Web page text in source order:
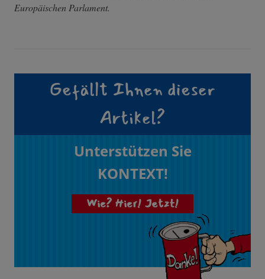
Europäischen Parlament.
Gefällt Ihnen dieser
Artikel?
Unterstützen Sie
KONTEXT!
Wie? Hier! Jetzt!